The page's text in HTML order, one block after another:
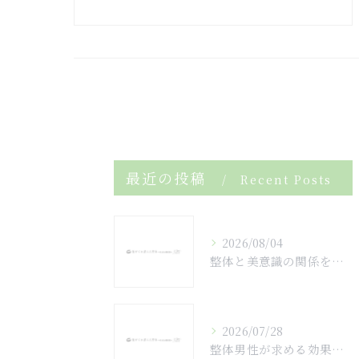
最近の投稿 Recent Posts
2026/08/04
整体と美意識の関係を兵庫県神戸市中央区川辺郡猪名川町で実感するための安全性と正しい地名読み方ガイド
2026/07/28
整体男性が求める効果や施術選びと安心できるケアのポイント